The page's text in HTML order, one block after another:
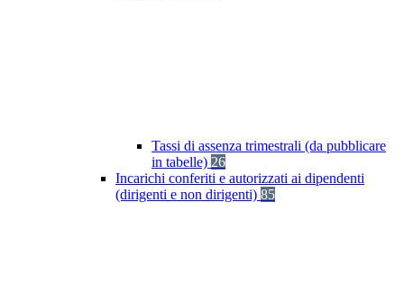
Tassi di assenza trimestrali (da pubblicare
in tabelle) 26
Incarichi conferiti e autorizzati ai dipendenti
(dirigenti e non dirigenti) 85